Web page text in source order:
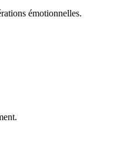
émotionnelles.